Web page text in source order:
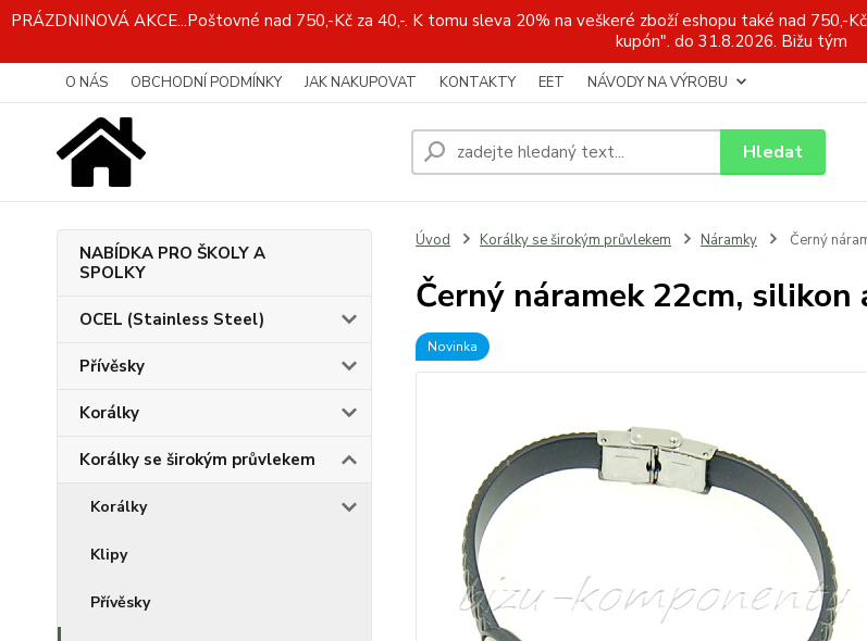
PRÁZDNINOVÁ AKCE...Poštovné nad 750,-Kč za 40,-. K tomu sleva 20% na veškeré zboží eshopu také nad
kupón". do 31.8.2026. Bižu tým
O NÁS OBCHODNÍ PODMÍNKY JAK NAKUPOVAT KONTAKTY EET NÁVODY NA VÝROBU
Hledat
NABÍDKA PRO ŠKOLY A
SPOLKY
OCEL (Stainless Steel)
Přívěsky
Korálky
Korálky se širokým průvlekem
Korálky
Klipy
Přívěsky
Úvod Korálky se širokým průvlekem Náramky Černý
Černý náramek 22cm, silikon
Novinka